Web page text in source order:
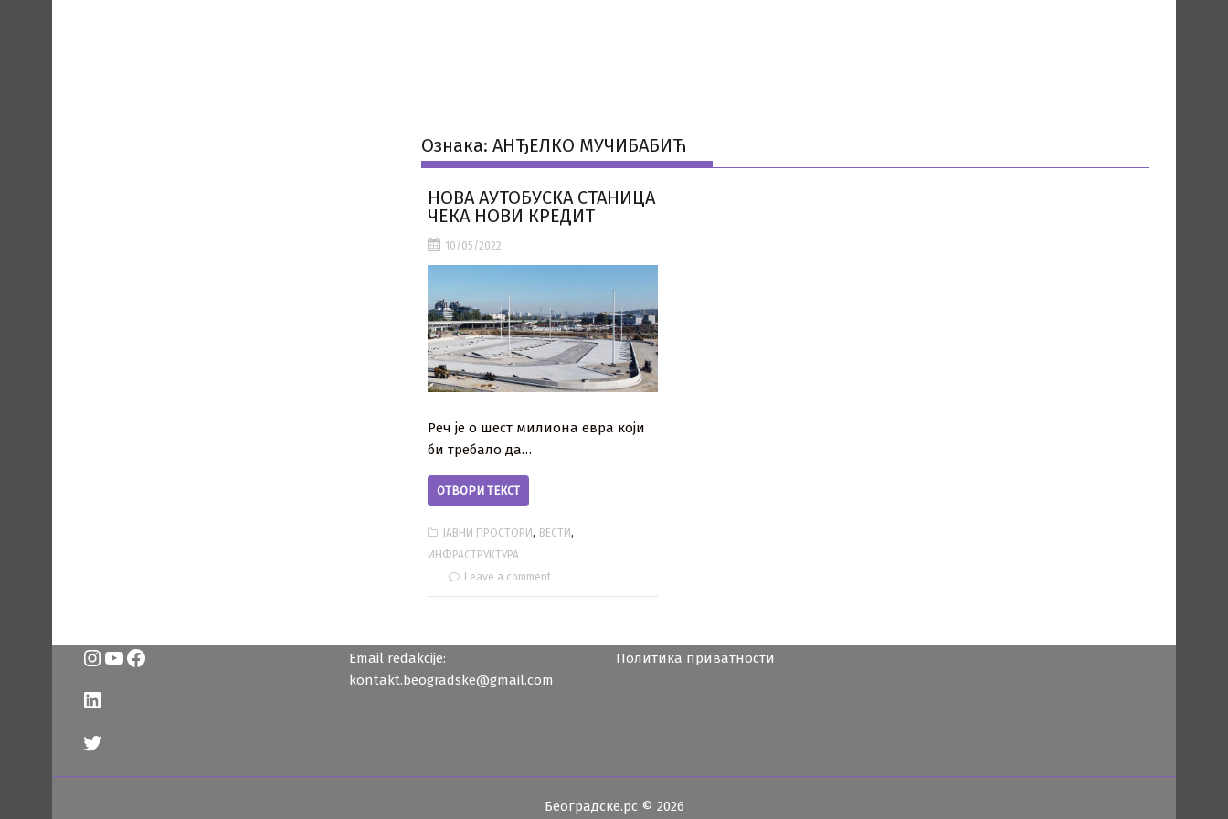
Ознака:АНЂЕЛКО МУЧИБАБИЋ
НОВА АУТОБУСКА СТАНИЦА
ЧЕКА НОВИ КРЕДИТ
10/05/2022
Реч је о шест милиона евра који
би требало да…
ОТВОРИ ТЕКСТ
ЈАВНИ ПРОСТОРИ, ВЕСТИ,
ИНФРАСТРУКТУРА
Leave a comment
Instagram
YouTube
Facebook
LinkedIn
Twitter
Email redakcije:
kontakt.beogradske@gmail.com
Политика приватности
Београдске.рс © 2026